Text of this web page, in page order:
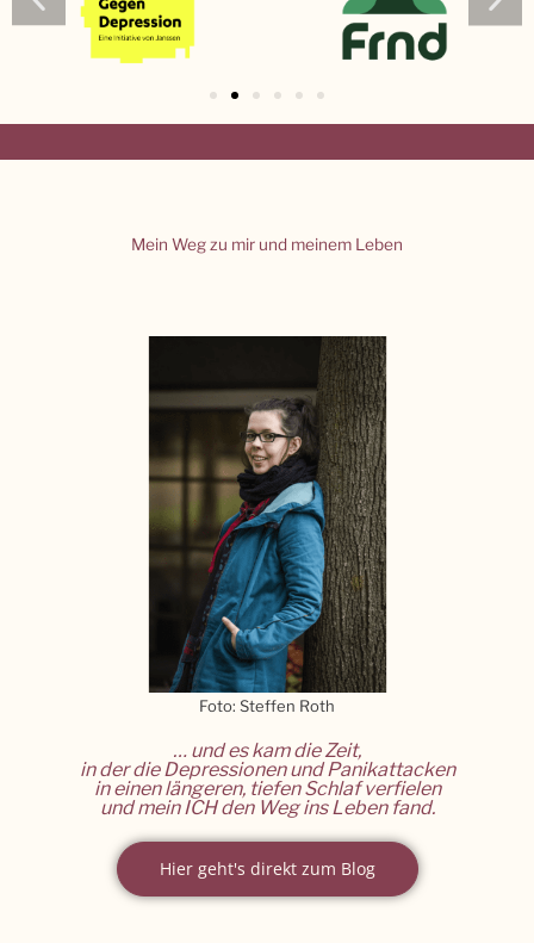
Mein Weg zu mir und meinem Leben
Foto: Steffen Roth
… und es kam die Zeit,
in der die Depressionen und Panikattacken
in einen längeren, tiefen Schlaf verfielen
und mein ICH den Weg ins Leben fand.
Hier geht's direkt zum Blog